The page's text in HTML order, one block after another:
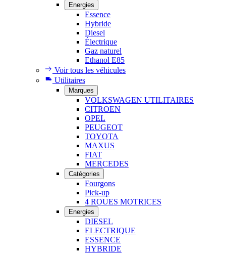
Energies
Essence
Hybride
Diesel
Électrique
Gaz naturel
Ethanol E85
Voir tous les véhicules
Utilitaires
Marques
VOLKSWAGEN UTILITAIRES
CITROEN
OPEL
PEUGEOT
TOYOTA
MAXUS
FIAT
MERCEDES
Catégories
Fourgons
Pick-up
4 ROUES MOTRICES
Energies
DIESEL
ELECTRIQUE
ESSENCE
HYBRIDE